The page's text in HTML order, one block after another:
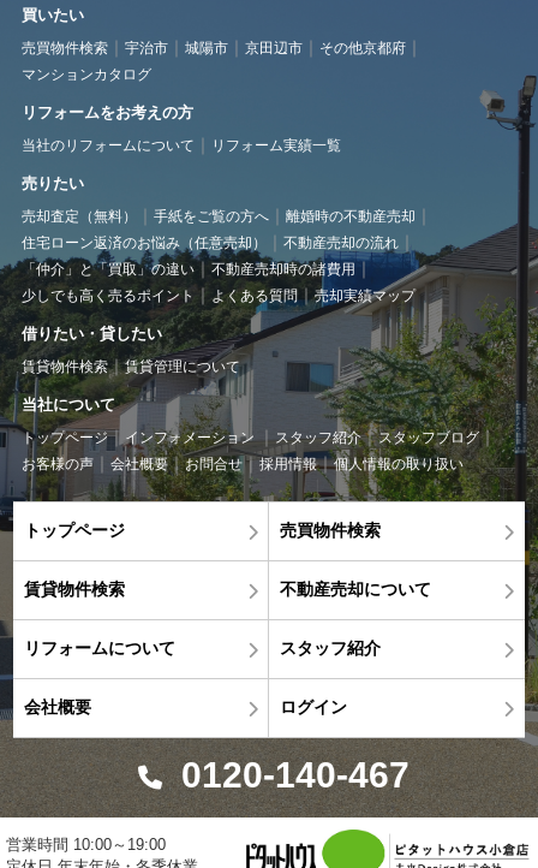
買いたい
売買物件検索 宇治市 城陽市 京田辺市
その他京都府
マンションカタログ
リフォームをお考えの方
当社のリフォームについて リフォーム実績一覧
売りたい
売却査定（無料） 手紙をご覧の方へ
離婚時の不動産売却
住宅ローン返済のお悩み（任意売却）
不動産売却の流れ
「仲介」と「買取」の違い
不動産売却時の諸費用
少しでも高く売るポイント
よくある質問 売却実績マップ
借りたい・貸したい
賃貸物件検索 賃貸管理について
当社について
トップページ インフォメーション スタッフ紹介
スタッフブログ
お客様の声
会社概要 お問合せ 採用情報 個人情報の取り扱い
トップページ 売買物件検索
賃貸物件検索 不動産売却について
リフォームについて スタッフ紹介
会社概要 ログイン
0120-140-467
営業時間 10:00～19:00